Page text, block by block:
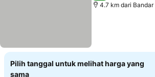
4.7 km dari
Pilih tanggal untuk melihat harga yang
sama